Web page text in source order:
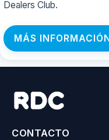
Dealers Club.
MÁS
CONTACTO